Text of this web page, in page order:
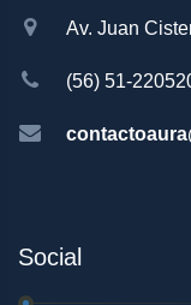
Av. Juan
(56) 51-
Social